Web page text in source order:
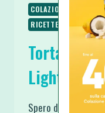
COLAZIONE RICETTE
RICETTE PROTEICHE
Torta Coca
Light e
Spero di stupirti